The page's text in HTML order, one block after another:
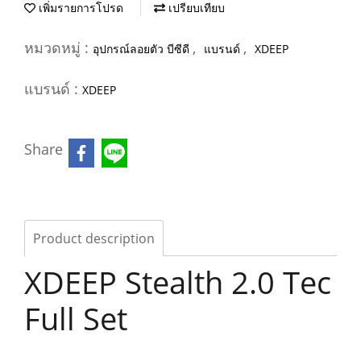
เพิ่มรายการโปรด เปรียบเทียบ
หมวดหมู่ : อุปกรณ์ลอยตัว บีซีดี , แบรนด์ , XDEEP
แบรนด์ : XDEEP
Share
Product description
XDEEP Stealth 2.0 Tec
Full Set